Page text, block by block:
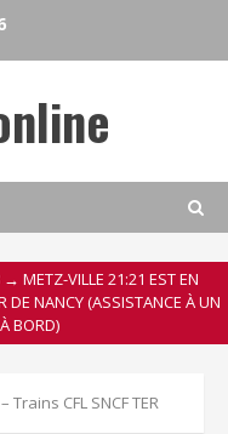
METZ-VILLE 21:21 EST EN
DE NANCY (ASSISTANCE À UN
BORD)
CFL SNCF TER